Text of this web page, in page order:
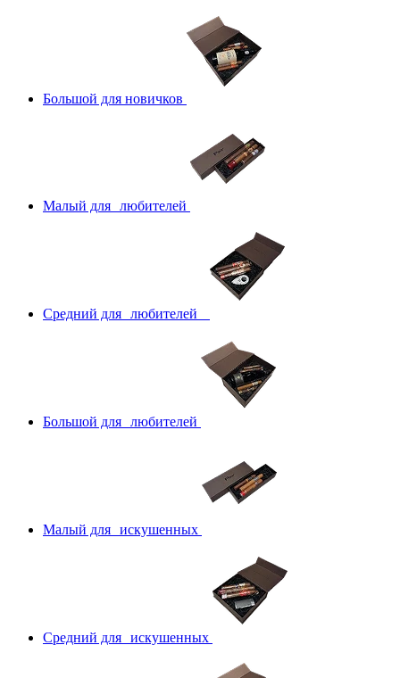
Большой для новичков
Малый для любителей
Средний для любителей
Большой для любителей
Малый для искушенных
Средний для искушенных